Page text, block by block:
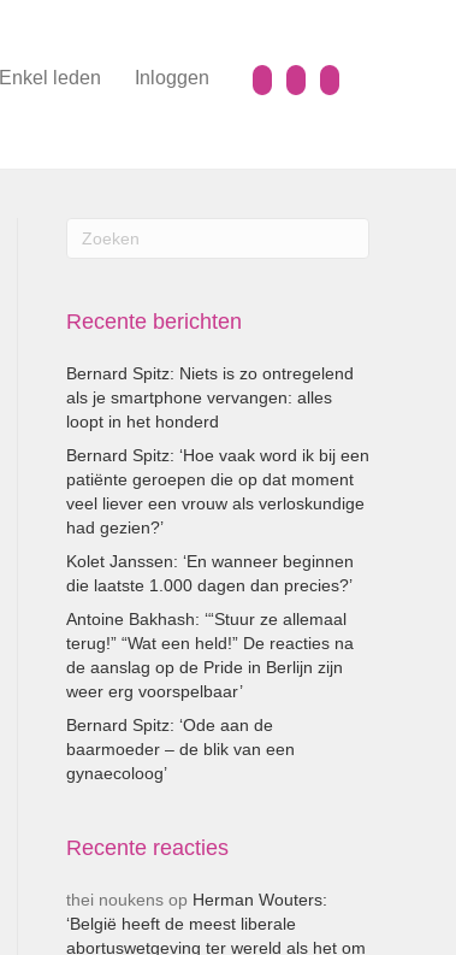
Enkel leden Inloggen
Recente berichten
Bernard Spitz: Niets is zo ontregelend
als je smartphone vervangen: alles
loopt in het honderd
Bernard Spitz: ‘Hoe vaak word ik bij een
patiënte geroepen die op dat moment
veel liever een vrouw als verloskundige
had gezien?’
Kolet Janssen: ‘En wanneer beginnen
die laatste 1.000 dagen dan precies?’
Antoine Bakhash: ‘“Stuur ze allemaal
terug!” “Wat een held!” De reacties na
de aanslag op de Pride in Berlijn zijn
weer erg voorspelbaar’
Bernard Spitz: ‘Ode aan de
baarmoeder – de blik van een
gynaecoloog’
Recente reacties
thei noukensop Herman Wouters:
‘België heeft de meest liberale
abortuswetgeving ter wereld als het om